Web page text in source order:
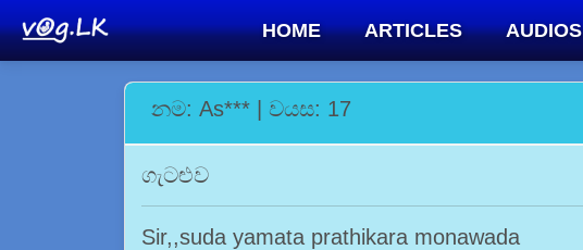
HOME ARTICLES AUDIOS
නම: As*** | වයස: 17
ගැටළුව
Sir,,suda yamata prathikara monawada